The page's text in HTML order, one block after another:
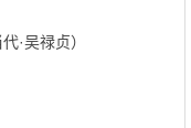
·吴禄贞）